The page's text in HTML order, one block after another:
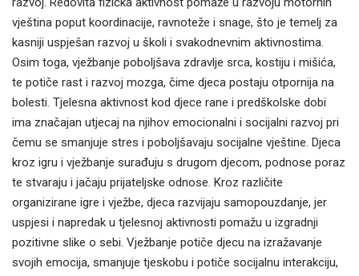
vještina poput koordinacije, ravnoteže i snage, što je temelj za
kasniji uspješan razvoj u školi i svakodnevnim aktivnostima.
Osim toga, vježbanje poboljšava zdravlje srca, kostiju i mišića,
te potiče rast i razvoj mozga, čime djeca postaju otpornija na
bolesti. Tjelesna aktivnost kod djece rane i predškolske dobi
ima značajan utjecaj na njihov emocionalni i socijalni razvoj pri
čemu se smanjuje stres i poboljšavaju socijalne vještine. Djeca
kroz igru i vježbanje surađuju s drugom djecom, podnose poraz
te stvaraju i jačaju prijateljske odnose. Kroz različite
organizirane igre i vježbe, djeca razvijaju samopouzdanje, jer
uspjesi i napredak u tjelesnoj aktivnosti pomažu u izgradnji
pozitivne slike o sebi. Vježbanje potiče djecu na izražavanje
svojih emocija, smanjuje tjeskobu i potiče socijalnu interakciju,